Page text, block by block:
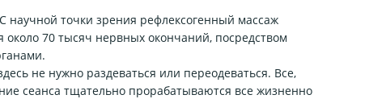
научной точки зрения рефлексогенный массаж
около 70 тысяч нервных окончаний, посредством
не нужно раздеваться или переодеваться. Все,
сеанса тщательно прорабатываются все жизненно